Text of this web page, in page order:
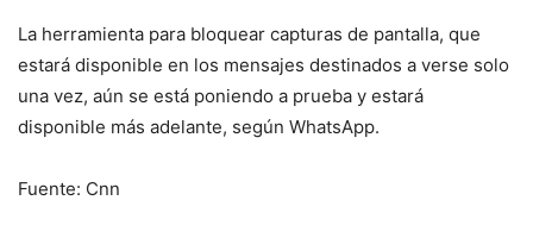
La herramienta para bloquear capturas de pantalla, que
estará disponible en los mensajes destinados a verse solo
una vez, aún se está poniendo a prueba y estará
disponible más adelante, según WhatsApp.
Fuente: Cnn